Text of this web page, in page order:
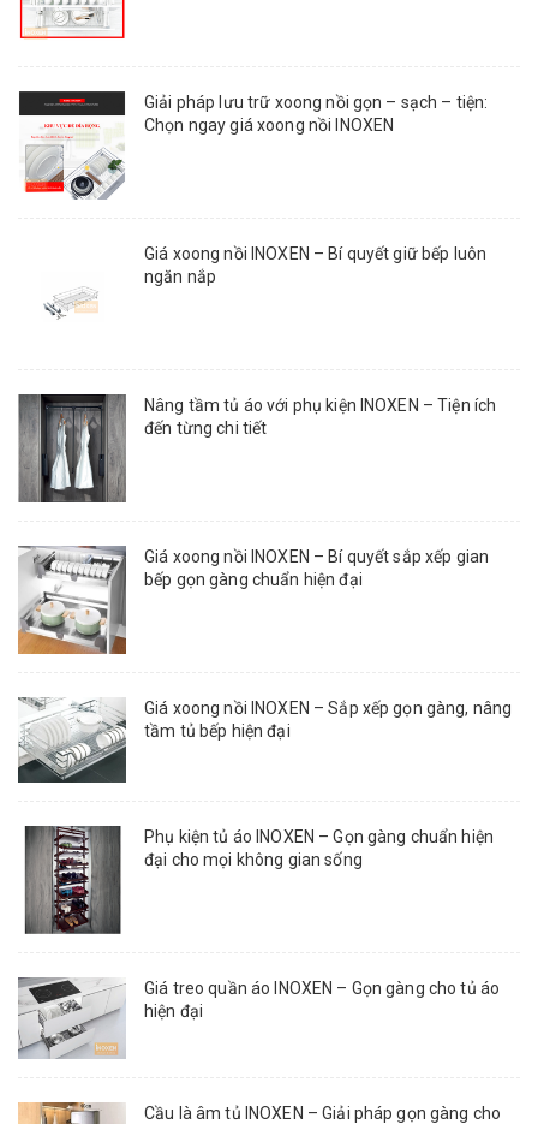
Giải pháp lưu trữ xoong nồi gọn – sạch – tiện:
Chọn ngay giá xoong nồi INOXEN
Giá xoong nồi INOXEN – Bí quyết giữ bếp luôn
ngăn nắp
Nâng tầm tủ áo với phụ kiện INOXEN – Tiện ích
đến từng chi tiết
Giá xoong nồi INOXEN – Bí quyết sắp xếp gian
bếp gọn gàng chuẩn hiện đại
Giá xoong nồi INOXEN – Sắp xếp gọn gàng, nâng
tầm tủ bếp hiện đại
Phụ kiện tủ áo INOXEN – Gọn gàng chuẩn hiện
đại cho mọi không gian sống
Giá treo quần áo INOXEN – Gọn gàng cho tủ áo
hiện đại
Cầu là âm tủ INOXEN – Giải pháp gọn gàng cho